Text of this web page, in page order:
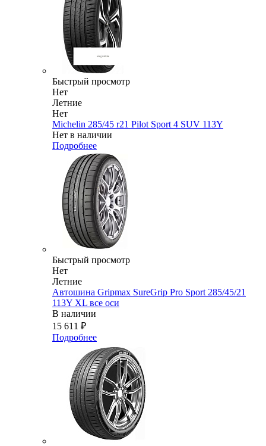
Быстрый просмотр
Нет
Летние
Нет
Michelin 285/45 r21 Pilot Sport 4 SUV 113Y
Нет в наличии
Подробнее
Быстрый просмотр
Нет
Летние
Автошина Gripmax SureGrip Pro Sport 285/45/21
113Y XL все оси
В наличии
15 611 ₽
Подробнее